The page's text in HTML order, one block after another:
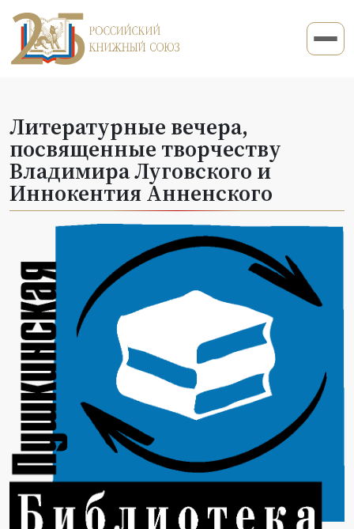
Литературные вечера,
посвященные творчеству
Владимира Луговского и
Иннокентия Анненского